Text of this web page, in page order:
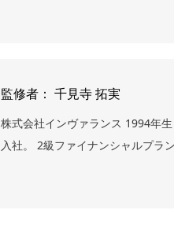
監修者： 千見寺 拓実
株式会社インヴァランス 1994年
入社。 2級ファイナンシャルプラ